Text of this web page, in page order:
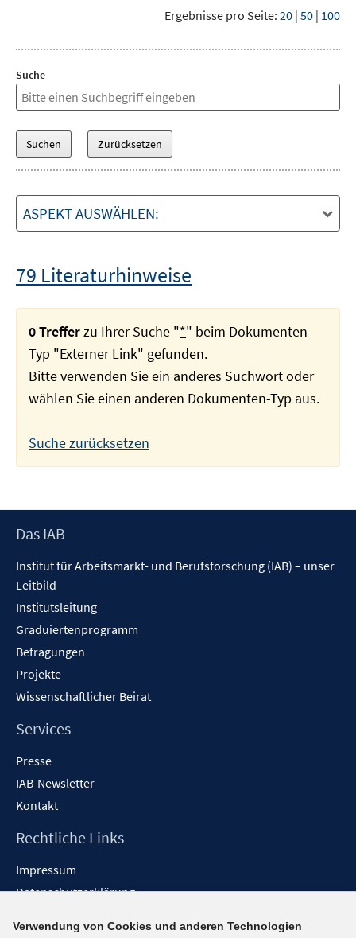
Ergebnisse pro Seite: 20 | 50 | 100
Suche
ASPEKT AUSWÄHLEN:
79 Literaturhinweise
0 Trefferzu Ihrer Suche "*" beim Dokumenten-
Typ "Externer Link" gefunden.
Bitte verwenden Sie ein anderes Suchwort oder
wählen Sie einen anderen Dokumenten-Typ aus.
Suche zurücksetzen
Footer
Das IAB
Institut für Arbeitsmarkt- und Berufsforschung (IAB) – unser
Leitbild
Institutsleitung
Graduiertenprogramm
Befragungen
Projekte
Wissenschaftlicher Beirat
Services
Presse
IAB-Newsletter
Kontakt
Rechtliche Links
Impressum
Datenschutzerklärung
Verwendung von Cookies und anderen Technologien